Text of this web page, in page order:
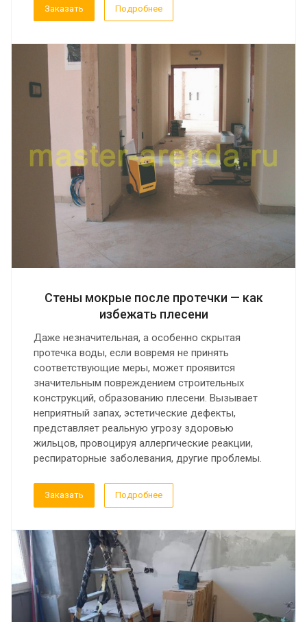
Заказать Подробнее
Стены мокрые после протечки — как
избежать плесени
Даже незначительная, а особенно скрытая
протечка воды, если вовремя не принять
соответствующие меры, может проявится
значительным повреждением строительных
конструкций, образованию плесени. Вызывает
неприятный запах, эстетические дефекты,
представляет реальную угрозу здоровью
жильцов, провоцируя аллергические реакции,
респираторные заболевания, другие проблемы.
Заказать Подробнее